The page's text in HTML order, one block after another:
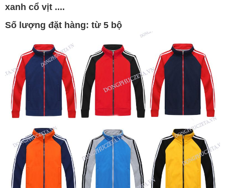
xanh cổ vịt ....
Số lượng đặt hàng: từ 5 bộ